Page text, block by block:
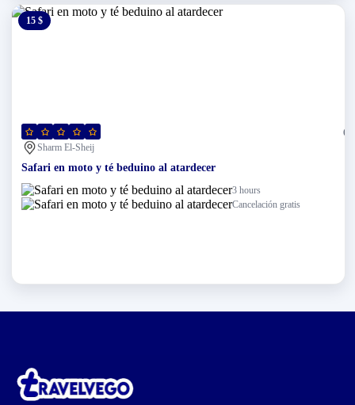
15 $
(0)
Sharm El-Sheij
Safari en moto y té beduino al atardecer
3 hours
Cancelación gratis